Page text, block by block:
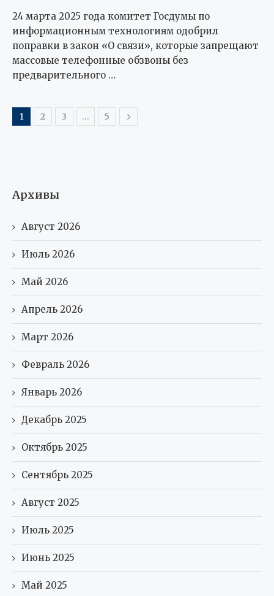
24 марта 2025 года комитет Госдумы по
информационным технологиям одобрил
поправки в закон «О связи», которые запрещают
массовые телефонные обзвоны без
предварительного …
1 2 3 … 5
Архивы
Август 2026
Июль 2026
Май 2026
Апрель 2026
Март 2026
Февраль 2026
Январь 2026
Декабрь 2025
Октябрь 2025
Сентябрь 2025
Август 2025
Июль 2025
Июнь 2025
Май 2025